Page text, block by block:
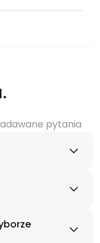
pytania